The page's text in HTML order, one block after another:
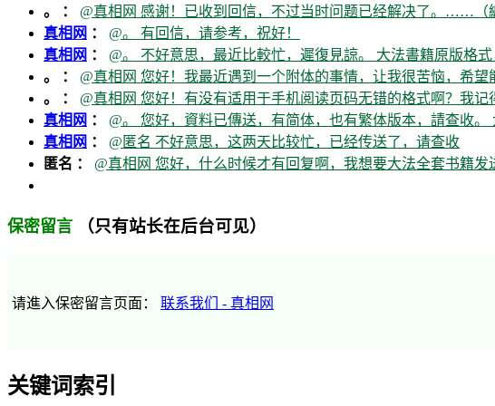
。 ： @真相网 感谢！已收到回信，不过当时问题已经解决了。……（
真相网 ： @。 有回信，请参考，祝好！
真相网 ： @。 不好意思，最近比較忙，遲復見諒。 大法書籍原版格
。 ： @真相网 您好！我最近遇到一个附体的事情，让我很苦恼，希望
。 ： @真相网 您好！有没有适用于手机阅读页码无错的格式啊？我记
真相网 ： @。 您好，資料已傳送，有简体，也有繁体版本，請查收。
真相网 ： @匿名 不好意思，这两天比较忙，已经传送了，请查收
匿名 ： @真相网 您好，什么时候才有回复啊，我想要大法全套书籍发
保密留言 （只有站长在后台可见）
请進入保密留言页面： 联系我们 - 真相网
关键词索引